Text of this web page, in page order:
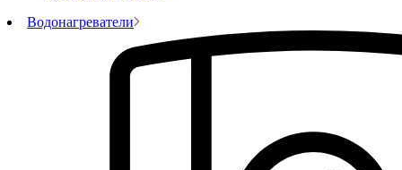
Водонагреватели